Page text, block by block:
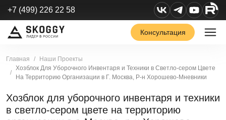
+7 (499) 226 22 58
Консультация
Главная
Наши Проекты
Хозблок Для Уборочного Инвентаря и Техники в Светло-сером Цвете
На Территорию Организации в Г. Москва, Р-н Хорошево-Мневники
Хозблок для уборочного инвентаря и техники
в светло-сером цвете на территорию